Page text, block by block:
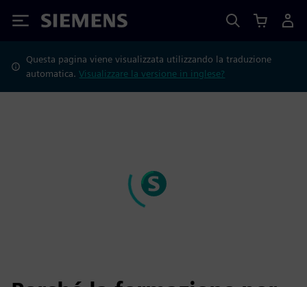
Siemens
Questa pagina viene visualizzata utilizzando la traduzione
automatica.Visualizzare la versione in inglese?